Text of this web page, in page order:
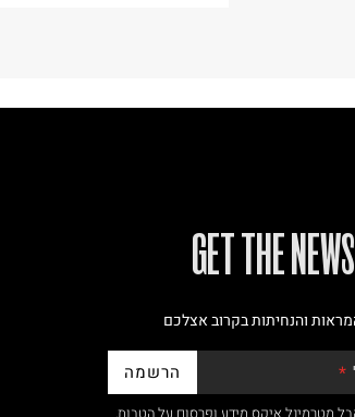
והנחיתות בקרוב אצלכם
הרשמה
מטרמינל איקס מידע ופרסום על הטבות,